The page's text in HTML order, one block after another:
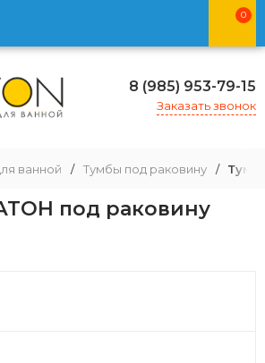
0
8 (985) 953-79-15
Заказать звонок
ванной / Тумбы под раковину /
под раковину